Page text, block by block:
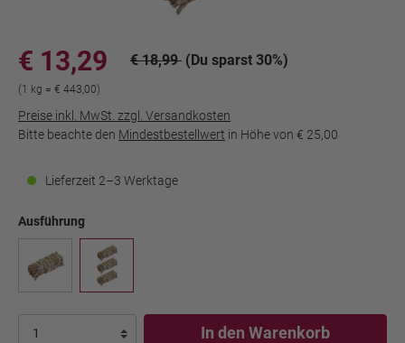
€ 13,29 € 18,99 (Du sparst 30%)
(1 kg = € 443,00)
Preise inkl. MwSt. zzgl. Versandkosten
Bitte beachte den Mindestbestellwert in Höhe von € 25,00
Lieferzeit 2–3 Werktage
Ausführung
In den Warenkorb